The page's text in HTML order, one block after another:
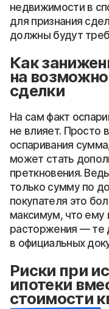
недвижимости в
для признания
должны будут
Как
на
сделки
На сам факт
не влияет. Просто
оспаривания
может стать
преткновения.
только сумму по
покупателя это
максимум, что ему
расторжения — те
в официальных
Риски при
ипотеки
стоимости